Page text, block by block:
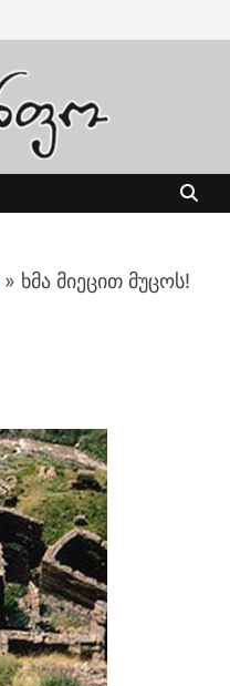
» ხმა მიეცით მუცოს!